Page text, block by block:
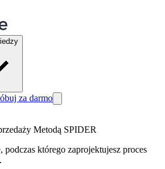
za darmo
Metodą SPIDER
którego zaprojektujesz proces